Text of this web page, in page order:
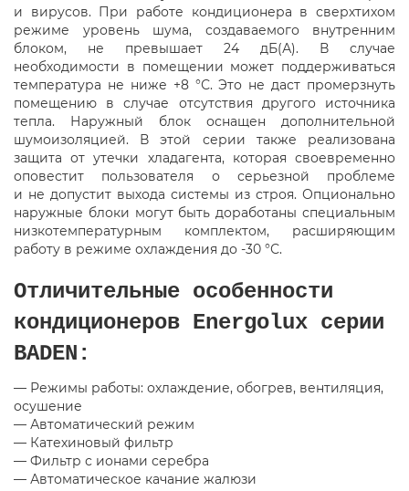
и вирусов. При работе кондиционера в сверхтихом
режиме уровень шума,
создаваемого внутренним
блоком,
не превышает 24 дБ(А). В случае
необходимости в помещении может поддерживаться
температура не ниже +8 °С. Это не даст промерзнуть
помещению в случае отсутствия другого источника
тепла. Наружный блок оснащен дополнительной
шумоизоляцией. В этой серии также реализована
защита от утечки хладагента, которая своевременно
оповестит пользователя о серьезной проблеме
и не допустит выхода системы из строя. Опционально
наружные блоки могут быть доработаны специальным
низкотемпературным комплектом,
расширяющим
работу в режиме охлаждения до -30 °С.
Отличительные особенности
кондиционеров Energolux серии
BADEN:
— Режимы работы: охлаждение, обогрев, вентиляция,
осушение
— Автоматический режим
— Катехиновый фильтр
— Фильтр с ионами серебра
— Автоматическое качание жалюзи